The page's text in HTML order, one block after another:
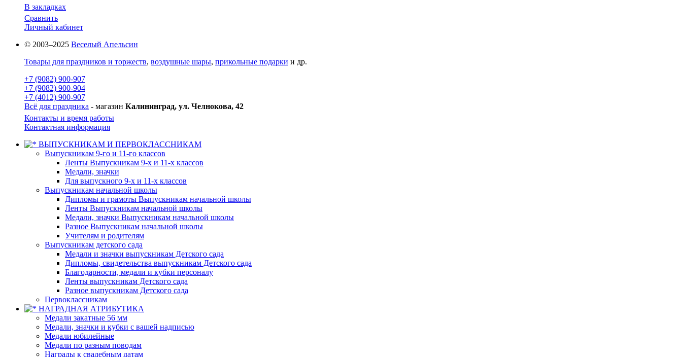
В закладках
Сравнить
Личный кабинет
© 2003–2025 Веселый Апельсин
Товары для праздников и торжеств, воздушные шары, прикольные подарки и др.
+7 (9082) 900-907
+7 (9082) 900-904
+7 (4012) 900-907
Всё для праздника - магазин Калининград, ул. Челнокова, 42
Контакты и время работы
Контактная информация
ВЫПУСКНИКАМ И ПЕРВОКЛАССНИКАМ
Выпускникам 9-го и 11-го классов
Ленты Выпускникам 9-х и 11-х классов
Медали, значки
Для выпускного 9-х и 11-х классов
Выпускникам начальной школы
Дипломы и грамоты Выпускникам начальной школы
Ленты Выпускникам начальной школы
Медали, значки Выпускникам начальной школы
Разное Выпускникам начальной школы
Учителям и родителям
Выпускникам детского сада
Медали и значки выпускникам Детского сада
Дипломы, свидетельства выпускникам Детского сада
Благодарности, медали и кубки персоналу
Ленты выпускникам Детского сада
Разное выпускникам Детского сада
Первоклассникам
НАГРАДНАЯ АТРИБУТИКА
Медали закатные 56 мм
Медали, значки и кубки с вашей надписью
Медали юбилейные
Медали по разным поводам
Награды к свадебным датам